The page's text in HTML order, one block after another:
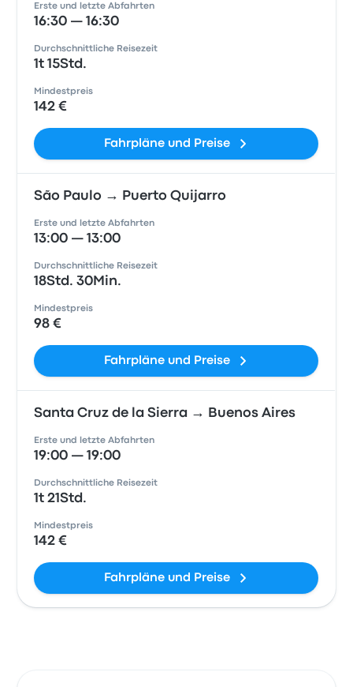
Erste und letzte Abfahrten
16:30 — 16:30
Durchschnittliche Reisezeit
1t 15Std.
Mindestpreis
142 €
Fahrpläne und Preise
São Paulo → Puerto Quijarro
Erste und letzte Abfahrten
13:00 — 13:00
Durchschnittliche Reisezeit
18Std. 30Min.
Mindestpreis
98 €
Fahrpläne und Preise
Santa Cruz de la Sierra → Buenos Aires
Erste und letzte Abfahrten
19:00 — 19:00
Durchschnittliche Reisezeit
1t 21Std.
Mindestpreis
142 €
Fahrpläne und Preise